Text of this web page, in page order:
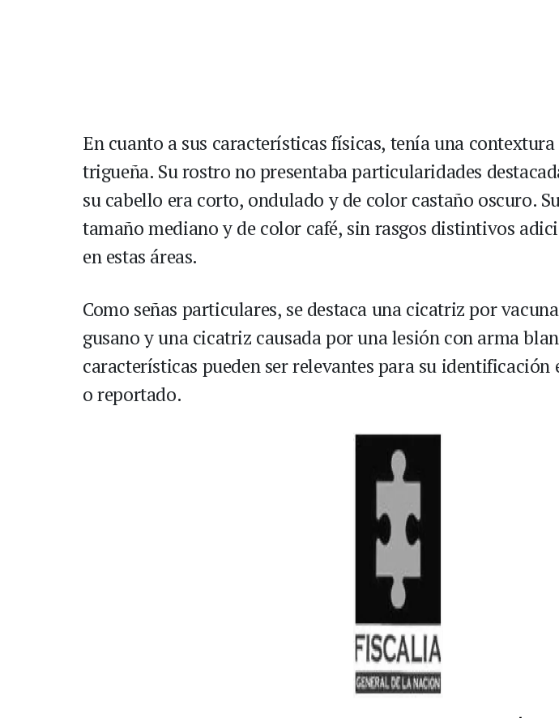
En cuanto a sus características físicas, tenía una
trigueña. Su rostro no presentaba particularidades
su cabello era corto, ondulado y de color castaño oscuro.
tamaño mediano y de color café, sin rasgos distintivos
en estas áreas.
Como señas particulares, se destaca una cicatriz por
gusano y una cicatriz causada por una lesión con arma
características pueden ser relevantes para su identificación
o reportado.